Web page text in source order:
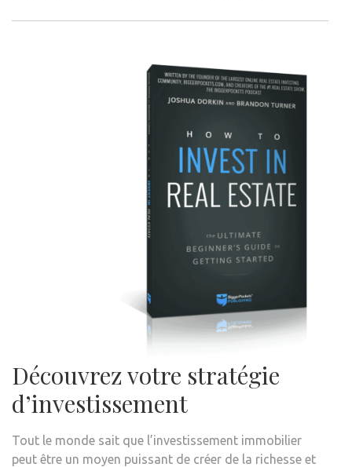
Découvrez votre stratégie
d’investissement
Tout le monde sait que l’investissement immobilier
peut être un moyen puissant de créer de la richesse et